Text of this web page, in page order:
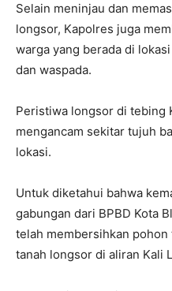
Selain meninjau dan
longsor, Kapolres juga
warga yang berada di
dan waspada.
Peristiwa longsor di tebing
mengancam sekitar tujuh
lokasi.
Untuk diketahui bahwa
gabungan dari BPBD Kota
telah membersihkan
tanah longsor di aliran Kali